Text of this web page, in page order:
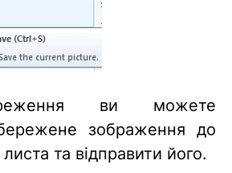
ви можете
зображення до
та відправити його.